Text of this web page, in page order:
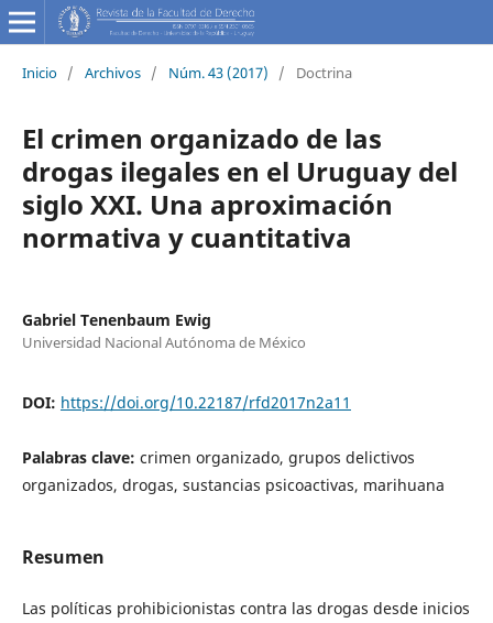
Inicio / Archivos / Núm. 43 (2017) / Doctrina
El crimen organizado de las
drogas ilegales en el Uruguay del
siglo XXI. Una aproximación
normativa y cuantitativa
Gabriel Tenenbaum Ewig
Universidad Nacional Autónoma de México
DOI: https://doi.org/10.22187/rfd2017n2a11
Palabras clave: crimen organizado, grupos delictivos
organizados, drogas, sustancias psicoactivas, marihuana
Resumen
Las políticas prohibicionistas contra las drogas desde inicios